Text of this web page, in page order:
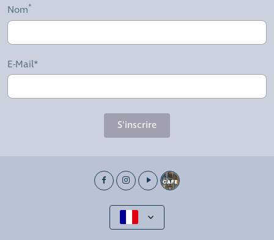
Nom
E-Mail*
S'inscrire